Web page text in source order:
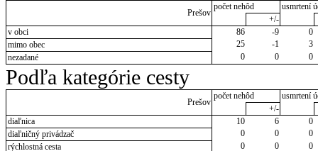
Prešov
počet nehôd
usmrtení
+/-
v obci
86 -9
0
mimo obec
25 -1
3
nezadané
0 0 0
Podľa kategórie cesty
Prešov
počet nehôd
usmrtení
+/-
diaľnica
10 6
0
diaľničný privádzač
0 0
0
rýchlostná cesta
0 0
0